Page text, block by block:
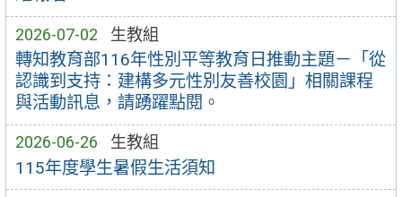
2026-07-02 生教組
轉知教育部116年性別平等教育日推動主題－「從
認識到支持：建構多元性別友善校園」相關課程
與活動訊息，請踴躍點閱。
2026-06-26 生教組
115年度學生暑假生活須知